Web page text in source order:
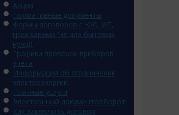
Акции
Нормативные документы
Формы договоров с ЮЛ, ИП,
гражданами (не для бытовых
нужд)
Графики проверок приборов
учета
Информация об ограничении
электроэнергии
Платные услуги
Электронный документооборот
Как заключить договор